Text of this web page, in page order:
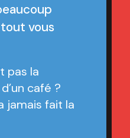
vous
pas la
café ?
jamais fait la